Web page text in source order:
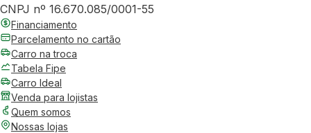
CNPJ nº 16.670.085/0001-55
Financiamento
Parcelamento no cartão
Carro na troca
Tabela Fipe
Carro Ideal
Venda para lojistas
Quem somos
Nossas lojas